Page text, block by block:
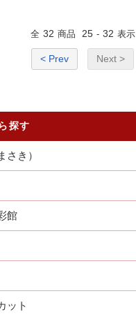
全 32 商品 25 - 32 表示
< Prev Next >
探す
さき）
館
ット